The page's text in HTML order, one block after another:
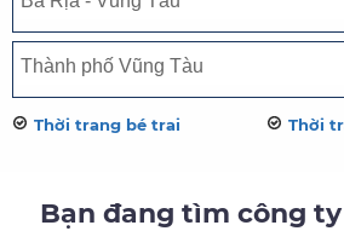
Thời trang bé trai Thời
Bạn đang tìm công